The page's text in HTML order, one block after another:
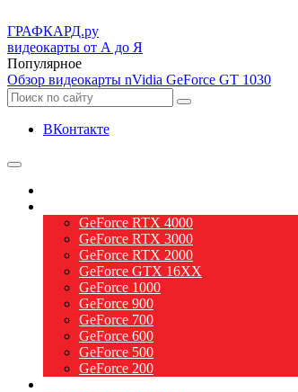
ГРАФКАРД.ру
видеокарты от А до Я
Популярное
Обзор видеокарты nVidia GeForce GT 1030
ВКонтакте
GeForce RTX 4000
GeForce RTX 3000
GeForce RTX 2000
GeForce GTX 16XX
GeForce 1000
GeForce 900
GeForce 700
GeForce 600
GeForce 500
GeForce 200